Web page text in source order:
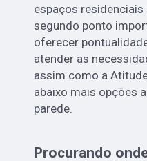
espaços residenciais
segundo ponto
oferecer
atender as
assim como a
abaixo mais opções
parede.
Procurando